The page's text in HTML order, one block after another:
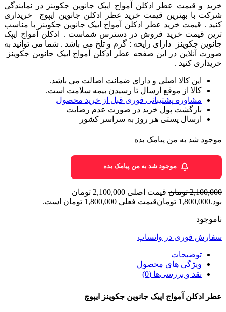
خرید و قیمت عطر ادکلن آمواج ایپک جانوین جکوینز در نمایندگی
شرکت با بهترین قیمت خرید عطر ادکلن جانوین ایپوچ خریداری
کنید . قیمت خرید عطر ادکلن آمواج ایپک جانوین جکوینز با مناسب
ترین قیمت خرید فروش در دسترس شماست . ادکلن آمواج ایپک
جانوین جکوینز دارای رایحه : گرم و تلخ می باشد . شما می توانید به
صورت آنلاین در این صفحه عطر ادکلن آمواج ایپک جانوین جکوینز
خریداری کنید .
این کالا اصلی و دارای ضمانت اصالت می باشد.
کالا از موقع ارسال تا رسیدن بیمه سلامت است.
مشاوره پشتیبانی فوری قبل از خرید محصول
بازگشت پول خرید در صورت عدم رضایت
ارسال پستی هر روز به سراسر کشور
موجود شد به من پیامک بده
موجود شد به من پیامک بده
2,100,000 تومان
قیمت اصلی 2,100,000 تومان
بود.1,800,000 تومانقیمت فعلی 1,800,000 تومان است.
ناموجود
سفارش فوری در واتساپ
توضیحات
ویژگی های محصول
نقد و بررسی‌ها (0)
عطر ادکلن آمواج اپیک جانوین جکوینز ایپوچ